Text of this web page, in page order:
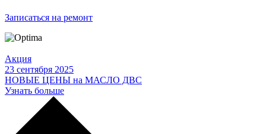
Записаться на ремонт
Акция
23 сентября 2025
НОВЫЕ ЦЕНЫ на МАСЛО ДВС
Узнать больше